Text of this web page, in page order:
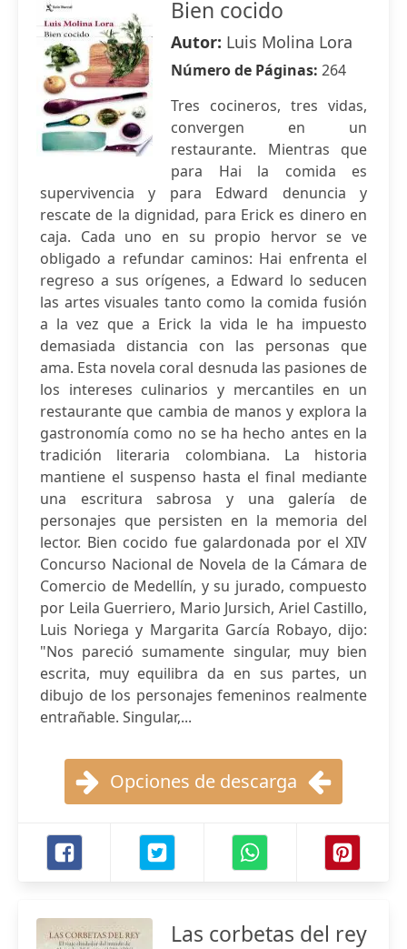
Bien cocido
Autor: Luis Molina Lora
Número de Páginas: 264
Tres cocineros, tres vidas,
convergen en un
restaurante. Mientras que
para Hai la comida es
supervivencia y para Edward denuncia y
rescate de la dignidad, para Erick es dinero en
caja. Cada uno en su propio hervor se ve
obligado a refundar caminos: Hai enfrenta el
regreso a sus orígenes, a Edward lo seducen
las artes visuales tanto como la comida fusión
a la vez que a Erick la vida le ha impuesto
demasiada distancia con las personas que
ama. Esta novela coral desnuda las pasiones de
los intereses culinarios y mercantiles en un
restaurante que cambia de manos y explora la
gastronomía como no se ha hecho antes en la
tradición literaria colombiana. La historia
mantiene el suspenso hasta el final mediante
una escritura sabrosa y una galería de
personajes que persisten en la memoria del
lector. Bien cocido fue galardonada por el XIV
Concurso Nacional de Novela de la Cámara de
Comercio de Medellín, y su jurado, compuesto
por Leila Guerriero, Mario Jursich, Ariel Castillo,
Luis Noriega y Margarita García Robayo, dijo:
"Nos pareció sumamente singular, muy bien
escrita, muy equilibra da en sus partes, un
dibujo de los personajes femeninos realmente
entrañable. Singular,...
Opciones de descarga
Las corbetas del rey